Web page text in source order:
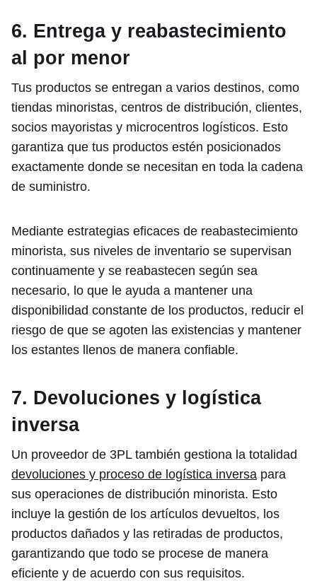
6. Entrega y reabastecimiento
al por menor
Tus productos se entregan a varios destinos, como
tiendas minoristas, centros de distribución, clientes,
socios mayoristas y microcentros logísticos. Esto
garantiza que tus productos estén posicionados
exactamente donde se necesitan en toda la cadena
de suministro.
Mediante estrategias eficaces de reabastecimiento
minorista, sus niveles de inventario se supervisan
continuamente y se reabastecen según sea
necesario, lo que le ayuda a mantener una
disponibilidad constante de los productos, reducir el
riesgo de que se agoten las existencias y mantener
los estantes llenos de manera confiable.
7. Devoluciones y logística
inversa
Un proveedor de 3PL también gestiona la totalidad
devoluciones y proceso de logística inversa para
sus operaciones de distribución minorista. Esto
incluye la gestión de los artículos devueltos, los
productos dañados y las retiradas de productos,
garantizando que todo se procese de manera
eficiente y de acuerdo con sus requisitos.